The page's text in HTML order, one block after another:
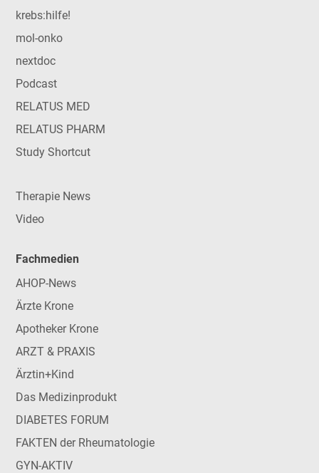
krebs:hilfe!
mol-onko
nextdoc
Podcast
RELATUS MED
RELATUS PHARM
Study Shortcut
Therapie News
Video
Fachmedien
AHOP-News
Ärzte Krone
Apotheker Krone
ARZT & PRAXIS
Ärztin+Kind
Das Medizinprodukt
DIABETES FORUM
FAKTEN der Rheumatologie
GYN-AKTIV